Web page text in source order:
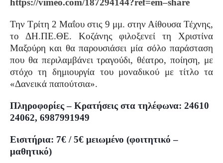
Την Τρίτη 2 Μαΐου στις 9 μμ. στην Αίθουσα Τέχνης,
το ΔΗ.ΠΕ.ΘΕ. Κοζάνης φιλοξενεί τη Χριστίνα
Μαξούρη και θα παρουσιάσει μία σόλο παράσταση
που θα περιλαμβάνει τραγούδι, θέατρο, ποίηση, με
στόχο τη δημιουργία του μοναδικού με τίτλο τα
«Δανεικά παπούτσια».
Πληροφορίες – Κρατήσεις στα τηλέφωνα: 24610
24062, 6987991949
Εισιτήρια: 7€ / 5€ μειωμένο (φοιτητικό –
μαθητικό)